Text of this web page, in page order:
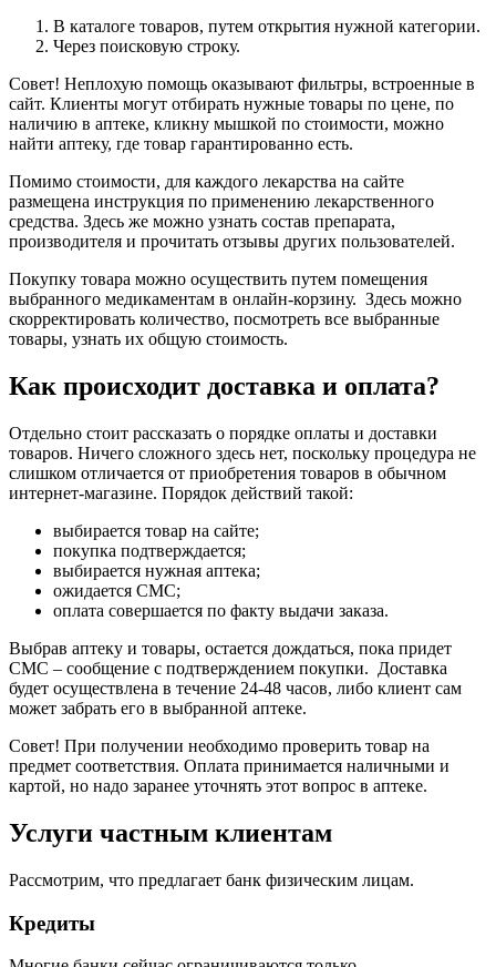
В каталоге товаров, путем открытия нужной категории.
Через поисковую строку.
Совет! Неплохую помощь оказывают фильтры, встроенные в
сайт. Клиенты могут отбирать нужные товары по цене, по
наличию в аптеке, кликну мышкой по стоимости, можно
найти аптеку, где товар гарантированно есть.
Помимо стоимости, для каждого лекарства на сайте
размещена инструкция по применению лекарственного
средства. Здесь же можно узнать состав препарата,
производителя и прочитать отзывы других пользователей.
Покупку товара можно осуществить путем помещения
выбранного медикаментам в онлайн-корзину. Здесь можно
скорректировать количество, посмотреть все выбранные
товары, узнать их общую стоимость.
Как происходит доставка и оплата?
Отдельно стоит рассказать о порядке оплаты и доставки
товаров. Ничего сложного здесь нет, поскольку процедура не
слишком отличается от приобретения товаров в обычном
интернет-магазине. Порядок действий такой:
выбирается товар на сайте;
покупка подтверждается;
выбирается нужная аптека;
ожидается СМС;
оплата совершается по факту выдачи заказа.
Выбрав аптеку и товары, остается дождаться, пока придет
СМС – сообщение с подтверждением покупки. Доставка
будет осуществлена в течение 24-48 часов, либо клиент сам
может забрать его в выбранной аптеке.
Совет! При получении необходимо проверить товар на
предмет соответствия. Оплата принимается наличными и
картой, но надо заранее уточнять этот вопрос в аптеке.
Услуги частным клиентам
Рассмотрим, что предлагает банк физическим лицам.
Кредиты